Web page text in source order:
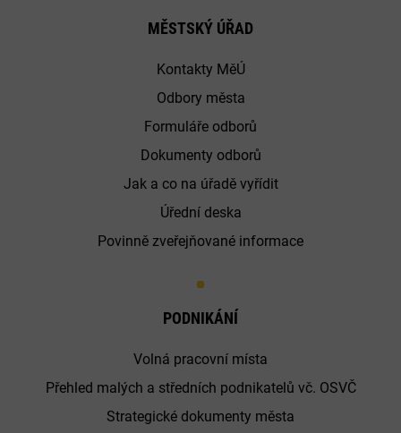
MĚSTSKÝ ÚŘAD
Kontakty MěÚ
Odbory města
Formuláře odborů
Dokumenty odborů
Jak a co na úřadě vyřídit
Úřední deska
Povinně zveřejňované informace
PODNIKÁNÍ
Volná pracovní místa
Přehled malých a středních podnikatelů vč. OSVČ
Strategické dokumenty města